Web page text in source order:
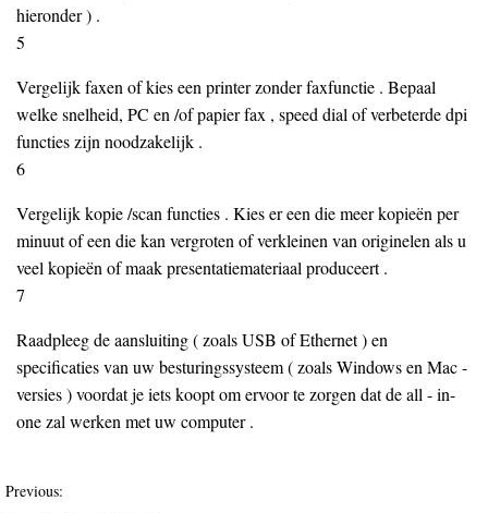
hieronder ) .
5
Vergelijk faxen of kies een printer zonder faxfunctie . Bepaal
welke snelheid, PC en /of papier fax , speed dial of verbeterde dpi
functies zijn noodzakelijk .
6
Vergelijk kopie /scan functies . Kies er een die meer kopieën per
minuut of een die kan vergroten of verkleinen van originelen als u
veel kopieën of maak presentatiemateriaal produceert .
7
Raadpleeg de aansluiting ( zoals USB of Ethernet ) en
specificaties van uw besturingssysteem ( zoals Windows en Mac -
versies ) voordat je iets koopt om ervoor te zorgen dat de all - in-
one zal werken met uw computer .
Previous: